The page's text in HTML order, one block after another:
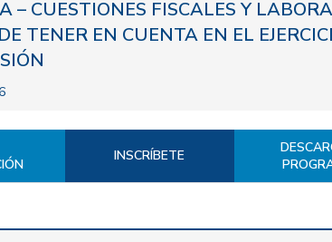
– CUESTIONES FISCALES Y
TENER EN CUENTA EN EL
INSCRÍBETE